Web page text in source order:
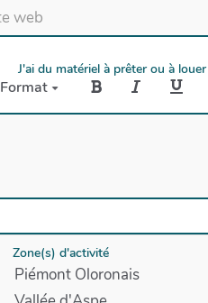
J'ai du matériel à prêter ou à louer
Format
Zone(s) d'activité
Piémont Oloronais